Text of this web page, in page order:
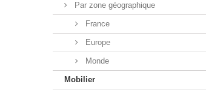
Par zone géographique
France
Europe
Monde
Mobilier